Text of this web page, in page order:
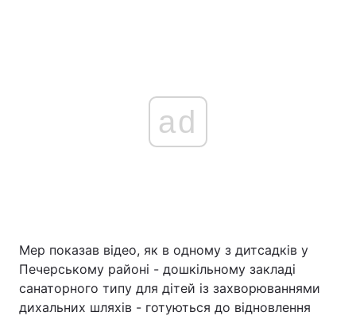
ad
Мер показав відео, як в одному з дитсадків у
Печерському районі - дошкільному закладі
санаторного типу для дітей із захворюваннями
дихальних шляхів - готуються до відновлення